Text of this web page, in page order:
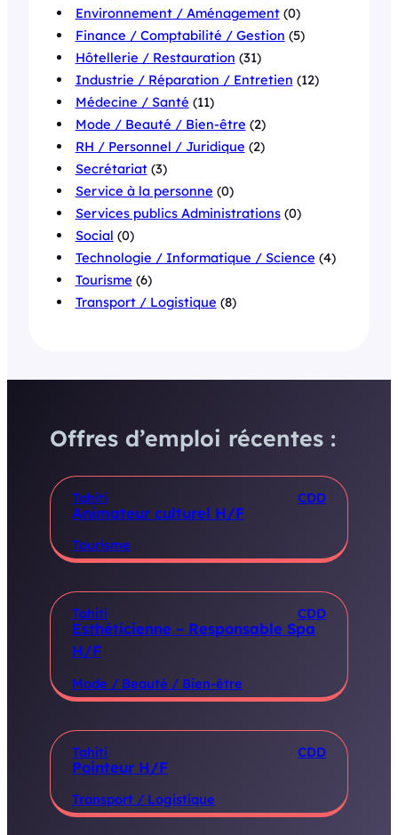
Environnement / Aménagement(0)
Finance / Comptabilité / Gestion (5)
Hôtellerie / Restauration (31)
Industrie / Réparation / Entretien (12)
Médecine / Santé (11)
Mode / Beauté / Bien-être (2)
RH / Personnel / Juridique (2)
Secrétariat(3)
Service à la personne (0)
Services publics Administrations(0)
Social (0)
Technologie / Informatique / Science (4)
Tourisme (6)
Transport / Logistique (8)
Offres d’emploi récentes :
Tahiti CDD
Animateur culturel H/F
Tourisme
Tahiti CDD
Esthéticienne – Responsable Spa
H/F
Mode / Beauté / Bien-être
Tahiti CDD
Pointeur H/F
Transport / Logistique